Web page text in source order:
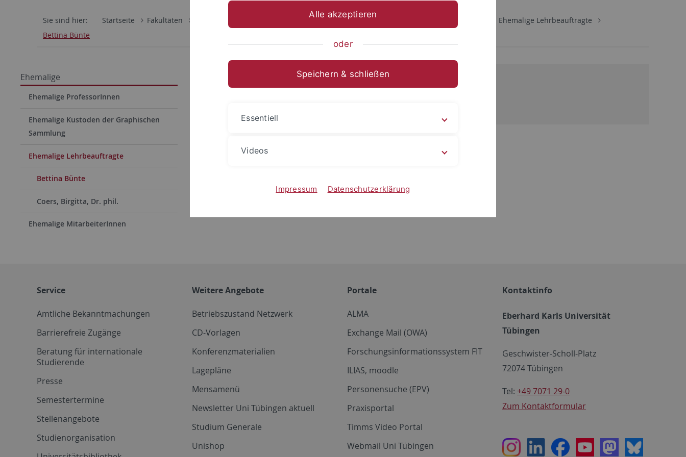
Sie sind hier: Startseite Fakultäten Kunsthistorisches Institut
Ehemalige Lehrbeauftragte
Bettina Bünte
Ehemalige
Ehemalige ProfessorInnen
Ehemalige Kustoden der Graphischen
Sammlung
Ehemalige Lehrbeauftragte
Bettina Bünte
Coers, Birgitta, Dr. phil.
Ehemalige MitarbeiterInnen
Ehemalige Lehrbeauftragte
Service
Amtliche Bekanntmachungen
Barrierefreie Zugänge
Beratung für internationale
Studierende
Presse
Semestertermine
Stellenangebote
Studienorganisation
Weitere Angebote
Betriebszustand Netzwerk
CD-Vorlagen
Konferenzmaterialien
Lagepläne
Mensamenü
Newsletter Uni Tübingen aktuell
Studium Generale
Unishop
Portale
ALMA
Exchange Mail (OWA)
Forschungsinformationssystem FIT
ILIAS, moodle
Personensuche (EPV)
Praxisportal
Timms Video Portal
Webmail Uni Tübingen
Kontaktinfo
Eberhard Karls Universität
Tübingen
Geschwister-Scholl-Platz
72074 Tübingen
Tel: +49 7071 29-0
Zum Kontaktformular
InstagramLinkedInFacebookYoutubeMastodon
Bluesky
Alle akzeptieren
oder
Speichern & schließen
Essentiell
Videos
Impressum Datenschutzerklärung